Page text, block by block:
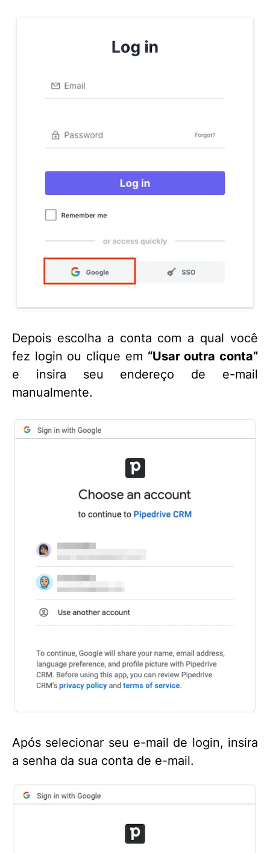
Depois escolha a conta com a qual você
fez login ou clique em “Usar outra conta”
e insira seu endereço de e-mail
manualmente.
Após selecionar seu e-mail de login, insira
a senha da sua conta de e-mail.